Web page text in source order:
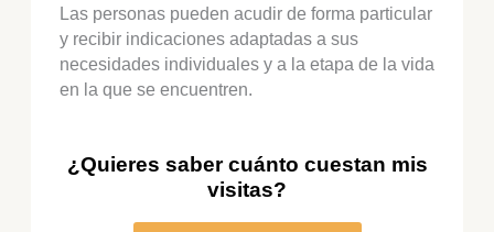
Las personas pueden acudir de forma particular
y recibir indicaciones adaptadas a sus
necesidades individuales y a la etapa de la vida
en la que se encuentren.
¿Quieres saber cuánto cuestan mis
visitas?